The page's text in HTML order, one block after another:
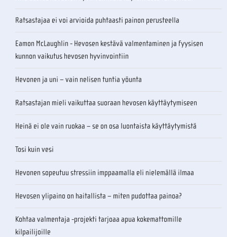
Ratsastajaa ei voi arvioida puhtaasti painon perusteella
Eamon McLaughlin - Hevosen kestävä valmentaminen ja fyysisen
kunnon vaikutus hevosen hyvinvointiin
Hevonen ja uni – vain nelisen tuntia yöunta
Ratsastajan mieli vaikuttaa suoraan hevosen käyttäytymiseen
Heinä ei ole vain ruokaa – se on osa luontaista käyttäytymistä
Tosi kuin vesi
Hevonen sopeutuu stressiin imppaamalla eli nielemällä ilmaa
Hevosen ylipaino on haitallista – miten pudottaa painoa?
Kohtaa valmentaja -projekti tarjoaa apua kokemattomille
kilpailijoille